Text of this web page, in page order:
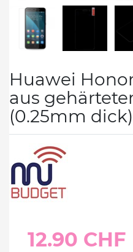
Huawei
aus
(0.25mm dick)
12.90 CHF